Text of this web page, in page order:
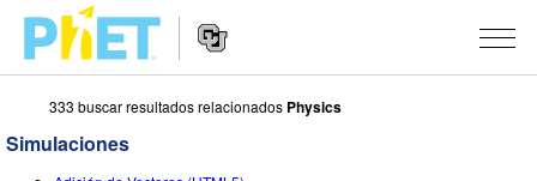
Buscar
el
333 buscar resultados relacionados Physics
Simulaciones